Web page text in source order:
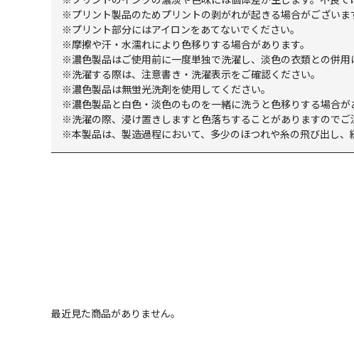
※プリント製品のためプリントの剥がれが起きる場合がございま
※プリント部分にはアイロンをあてないでください。
※摩擦や汗・水濡れにより色移りする場合があります。
※濃色製品はご使用前に一度単独で洗濯し、淡色の衣類との併用
※洗濯する際は、注意書き・洗濯表示をご確認ください。
※濃色製品は無蛍光洗剤を使用してください。
※濃色製品と白色・淡色のものを一緒に洗うと色移りする場合
※洗濯の際、浸け置きしますと色落ちすることがありますのでご
※本製品は、製造過程において、多少のほつれや糸の飛び出し
最近見た商品がありません。